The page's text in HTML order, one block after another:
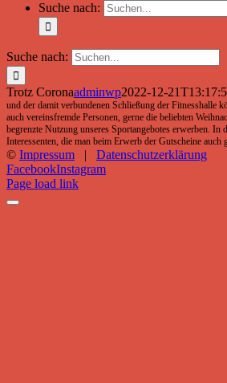
Suche nach:
Suche nach:
Trotz Coronaadminwp2022-12-
und der damit verbundenen Schließung der Fitnesshalle
auch vereinsfremde Personen, gerne die beliebten
begrenzte Nutzung unseres Sportangebotes erwerben. In
Interessenten, die man beim Erwerb der Gutscheine auch
© Impressum | Datenschutzerklärung
FacebookInstagram
Page load link